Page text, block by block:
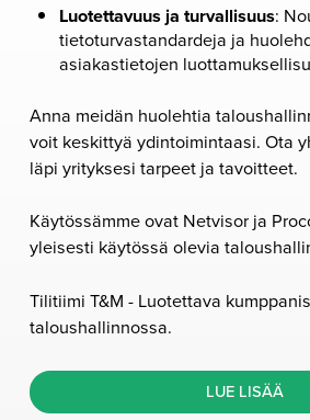
Luotettavuus ja turvallisuus:
tietoturvastandardeja ja
asiakastietojen
Anna meidän huolehtia
voit keskittyä ydintoimintaasi. Ota
läpi yrityksesi tarpeet ja tavoitteet.
Käytössämme ovat Netvisor ja
yleisesti käytössä olevia
Tilitiimi T&M - Luotettava
taloushallinnossa.
LUE LISÄÄ